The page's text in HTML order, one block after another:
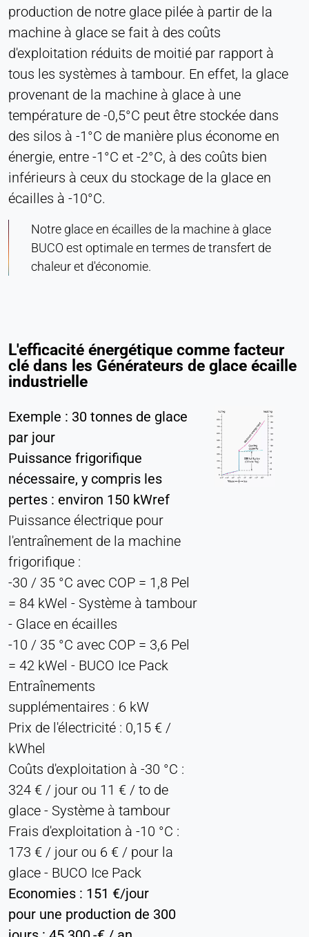
production de notre glace pilée à partir de la
machine à glace se fait à des coûts
d'exploitation réduits de moitié par rapport à
tous les systèmes à tambour. En effet, la glace
provenant de la machine à glace à une
température de -0,5°C peut être stockée dans
des silos à -1°C de manière plus économe en
énergie, entre -1°C et -2°C, à des coûts bien
inférieurs à ceux du stockage de la glace en
écailles à -10°C.
Notre glace en écailles de la machine à glace
BUCO est optimale en termes de transfert de
chaleur et d'économie.
L'efficacité énergétique comme facteur
clé dans les Générateurs de glace écaille
industrielle
Exemple : 30 tonnes de glace
par jour
Puissance frigorifique
nécessaire, y compris les
pertes : environ 150 kWref
Puissance électrique pour
l'entraînement de la machine
frigorifique :
-30 / 35 °C avec COP = 1,8 Pel
= 84 kWel - Système à tambour
- Glace en écailles
-10 / 35 °C avec COP = 3,6 Pel
= 42 kWel - BUCO Ice Pack
Entraînements
supplémentaires : 6 kW
Prix de l'électricité : 0,15 € /
kWhel
Coûts d'exploitation à -30 °C :
324 € / jour ou 11 € / to de
glace - Système à tambour
Frais d'exploitation à -10 °C :
173 € / jour ou 6 € / pour la
glace - BUCO Ice Pack
Economies : 151 €/jour
pour une production de 300
Société LinkedIn
Purpose:
Suivi des conversions
Cookie duration:
1 jour - 1 an
Leadinfo
Name:
_li_id.#, _li_id.#.expires, _li_ses.#,
_li_ses.#.expires, _li_ses.#.expires,
snowplowOutQue_#_post2.expires
Provider:
Leadinfo B.V.
Persistant
Hotjar
Name:
_hjAbsoluteSessionInProgress
Provider:
Hotjar Ltd.
Purpose:
Analyse du comportement des utilisateurs
Session - 1 an
MÉDIAS EXTERNES
Permet d'accéder à du contenu de tiers, tel que
des vidéos. Lorsqu'elles sont activées, les
fournisseur.
Vimeo
vuid, player
Provider:
Vimeo, Inc.
Purpose:
Contenu vidéo intégré
Cookie duration:
Session - 2 ans